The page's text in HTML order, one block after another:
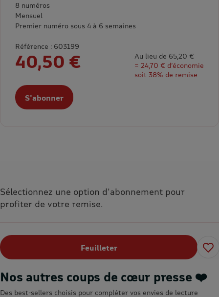
8 numéros
Mensuel
Premier numéro sous 4 à 6 semaines
Référence : 603199
40,50 €
Au lieu de 65,20 €
= 24,70 € d’économie
soit 38% de remise
S'abonner
Sélectionnez une option d'abonnement pour
profiter de votre remise.
Feuilleter
Nos autres coups de cœur presse ❤️
Des best-sellers choisis pour compléter vos envies de lecture